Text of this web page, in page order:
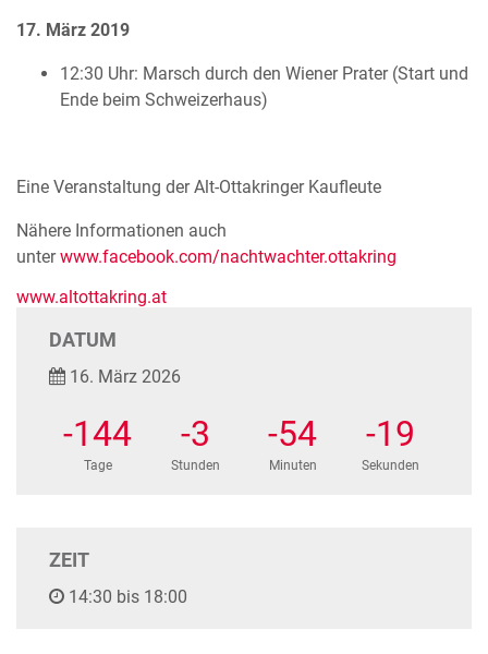
17. März 2019
12:30 Uhr: Marsch durch den Wiener Prater (Start und
Ende beim Schweizerhaus)
Eine Veranstaltung der Alt-Ottakringer Kaufleute
Nähere Informationen auch
unterwww.facebook.com/nachtwachter.ottakring
www.altottakring.at
DATUM
16. März 2026
-144
Tage
-3
Stunden
-54
Minuten
-19
Sekunden
ZEIT
14:30 bis 18:00